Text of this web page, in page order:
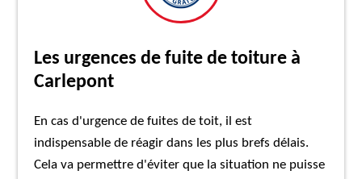
Les urgences de fuite de toiture à
Carlepont
En cas d'urgence de fuites de toit, il est
indispensable de réagir dans les plus brefs délais.
Cela va permettre d'éviter que la situation ne puisse